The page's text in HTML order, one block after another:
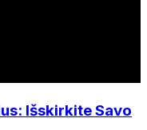
Išskirkite Savo